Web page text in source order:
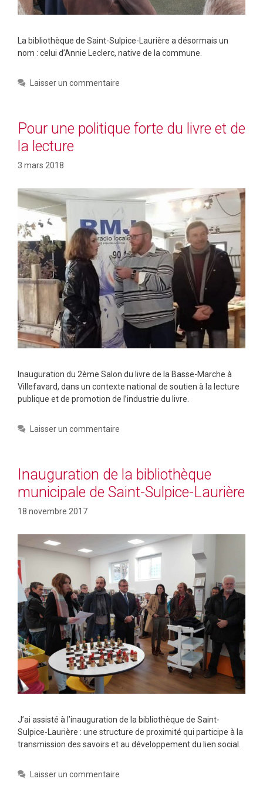
La bibliothèque de Saint-Sulpice-Laurière a désormais un
nom : celui d’Annie Leclerc, native de la commune.
Laisser un commentaire
Pour une politique forte du livre et de
la lecture
3 mars 2018
Inauguration du 2ème Salon du livre de la Basse-Marche à
Villefavard, dans un contexte national de soutien à la lecture
publique et de promotion de l’industrie du livre.
Laisser un commentaire
Inauguration de la bibliothèque
municipale de Saint-Sulpice-Laurière
18 novembre 2017
J’ai assisté à l’inauguration de la bibliothèque de Saint-
Sulpice-Laurière : une structure de proximité qui participe à la
transmission des savoirs et au développement du lien social.
Laisser un commentaire